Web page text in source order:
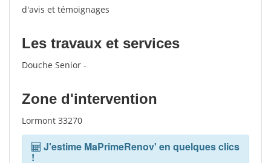
d'avis et témoignages
Les travaux et services
Douche Senior -
Zone d'intervention
Lormont 33270